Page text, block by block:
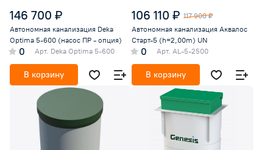
146 700 ₽
Автономная канализация Deka
Optima 5-600 (насос ПР - опция)
0 Арт. Deka Optima 5-600
В корзину
106 110 ₽ 117 900 ₽
Автономная канализация Аквалос
Старт-5 (h=2,00m) UN
0 Арт. AL-5-2500
В корзину